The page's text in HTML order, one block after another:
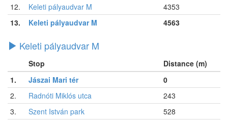
12.
Keleti pályaudvar M
4353
13.
Keleti pályaudvar M 4563
Keleti pályaudvar M
Stop
Distance (m)
1.
Jászai Mari tér
0
2.
Radnóti Miklós utca
243
3.
Szent István park
528